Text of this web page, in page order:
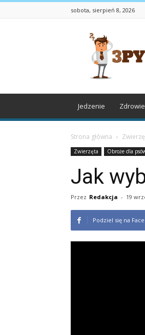
sobota, sierpień 8, 2026
3pytania.pl
Jedzenie Zdrowie
Strona główna
Zwierzęta Obroże dla
Jak
Przez Redakcja - 19
Podziel się na